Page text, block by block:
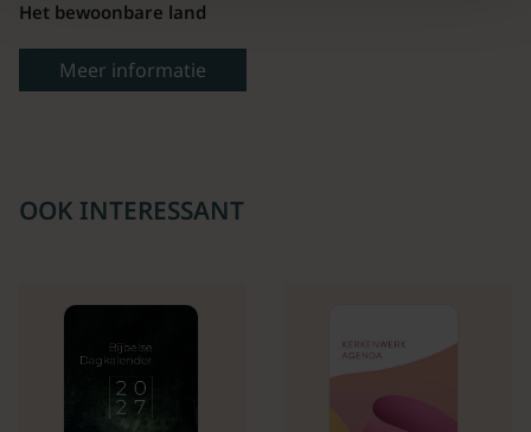
Het bewoonbare land
Meer informatie
OOK INTERESSANT